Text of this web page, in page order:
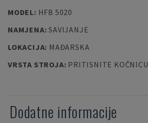
MODEL: HFB 5020
NAMJENA:SAVIJANJE
LOKACIJA: MAĐARSKA
VRSTA STROJA: PRITISNITE KOČNICU
Dodatne informacije